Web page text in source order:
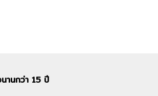
านกว่า 15 ปี